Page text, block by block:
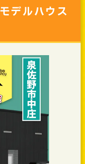
デルハウス